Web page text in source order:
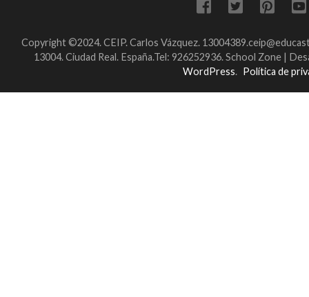
Copyright ©2024. CEIP. Carlos Vázquez.
13004. Ciudad Real. España.Tel: 926252936. School Zone |
WordPress. Política de